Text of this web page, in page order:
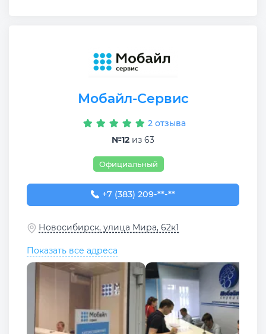
Мобайл-Сервис
2 отзыва
№12 из 63
Официальный
+7 (383) 209-28-43
+7 (383) 209-**-**
Новосибирск, улица Мира, 62к1
Показать все адреса